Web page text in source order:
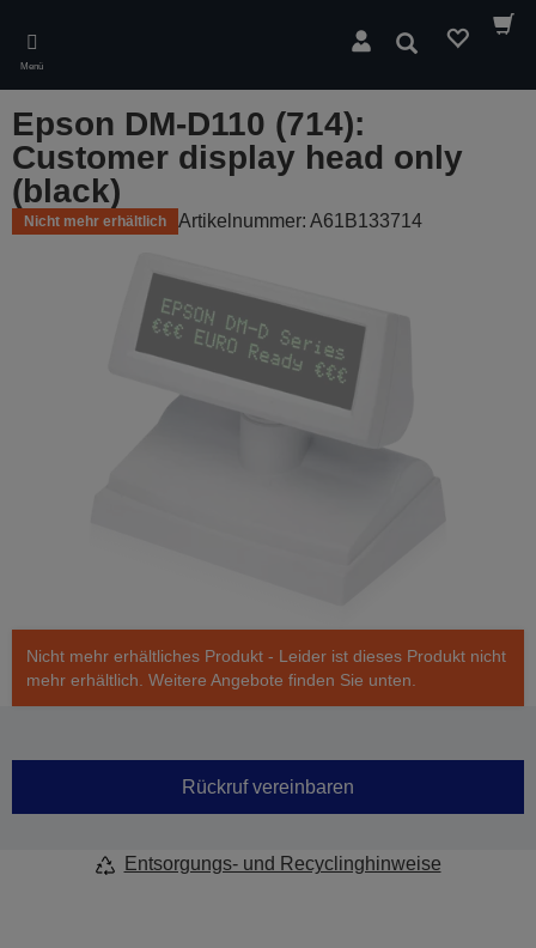
main
content
Menü
Suchen
Epson DM-D110 (714):
Customer display head only
(black)
Nicht mehr erhältlich Artikelnummer: A61B133714
Nicht mehr erhältliches Produkt - Leider ist dieses Produkt nicht
mehr erhältlich. Weitere Angebote finden Sie unten.
Rückruf vereinbaren
Entsorgungs- und Recyclinghinweise